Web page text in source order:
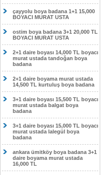
çayyolu boya badana 1+1 15,000
BOYACI MURAT USTA
ostim boya badana 3+1 20,000 TL
BOYACI MURAT USTA
2+1 daire boyası 14,000 TL boyacı
murat ustada tandoğan boya
badana
2+1 daire boyama murat ustada
14,500 TL kurtuluş boya badana
3+1 daire boyası 15,500 TL boyacı
murat ustada balgat boya
badana
3+1 daire boyası 15,000 TL boyacı
murat ustada lalegül boya
badana
ankara ümitköy boya badana 3+1
daire boyama murat ustada
16,000 TL